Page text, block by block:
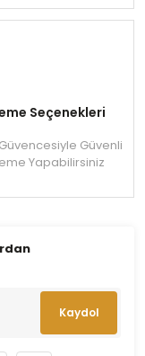
Seçenekleri
Güvenli
Yapabilirsiniz
Kaydol